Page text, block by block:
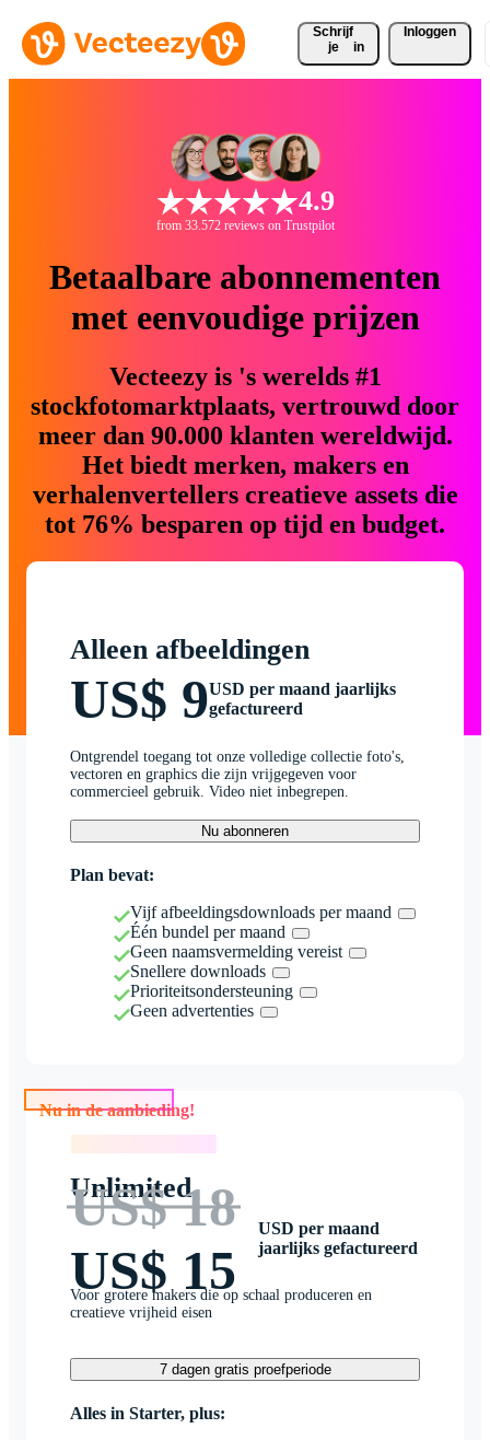
Schrijf
je
in
Inloggen
4.9
from 33.572 reviews on Trustpilot
Betaalbare abonnementen
met eenvoudige prijzen
Vecteezy is 's werelds #1
stockfotomarktplaats, vertrouwd door
meer dan 90.000 klanten wereldwijd.
Het biedt merken, makers en
verhalenvertellers creatieve assets die
tot 76% besparen op tijd en budget.
Alleen afbeeldingen
US$ 9USD per maand jaarlijks
gefactureerd
Ontgrendel toegang tot onze volledige collectie foto's,
vectoren en graphics die zijn vrijgegeven voor
commercieel gebruik. Video niet inbegrepen.
Nu abonneren
Plan bevat:
Vijf afbeeldingsdownloads per maand
Één bundel per maand
Geen naamsvermelding vereist
Snellere downloads
Prioriteitsondersteuning
Geen advertenties
Nu in de aanbieding!
Unlimited
US$ 18
US$ 15
USD per maand
jaarlijks gefactureerd
Voor grotere makers die op schaal produceren en
creatieve vrijheid eisen
7 dagen gratis proefperiode
Alles in Starter, plus: